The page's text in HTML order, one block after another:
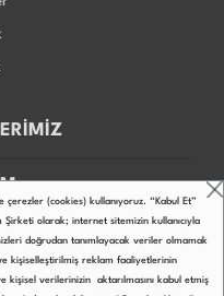
(cookies) kullanıyoruz. “Kabul Et”
Şirketi olarak; internet sitemizin kullanıcıyla
doğrudan tanımlayacak veriler olmamak
ve kişiselleştirilmiş reklam faaliyetlerinin
kişisel verilerinizin aktarılmasını kabul etmiş